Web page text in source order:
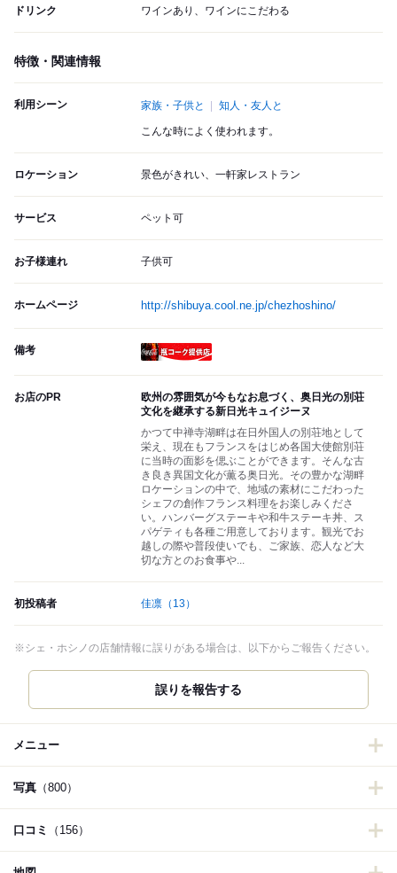
ドリンク ワインあり、ワインにこだわる
特徴・関連情報
利用シーン 家族・子供と 知人・友人と
こんな時によく使われます。
ロケーション 景色がきれい、一軒家レストラン
サービス ペット可
お子様連れ 子供可
ホームページ http://shibuya.cool.ne.jp/chezhoshino/
備考
お店のPR
欧州の雰囲気が今もなお息づく、奥日光の別荘
文化を継承する新日光キュイジーヌ
かつて中禅寺湖畔は在日外国人の別荘地として
栄え、現在もフランスをはじめ各国大使館別荘
に当時の面影を偲ぶことができます。そんな古
き良き異国文化が薫る奥日光。その豊かな湖畔
ロケーションの中で、地域の素材にこだわった
シェフの創作フランス料理をお楽しみくださ
い。ハンバーグステーキや和牛ステーキ丼、ス
パゲティも各種ご用意しております。観光でお
越しの際や普段使いでも、ご家族、恋人など大
切な方とのお食事や...
初投稿者 佳凛 （13）
※シェ・ホシノの店舗情報に誤りがある場合は、以下からご報告ください。
誤りを報告する
メニュー
写真 （800）
口コミ （156）